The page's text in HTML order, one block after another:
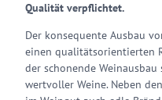
Qualität verpflichtet.
Der konsequente Ausbau
einen qualitätsorientierten
der schonende
wertvoller Weine. Neben